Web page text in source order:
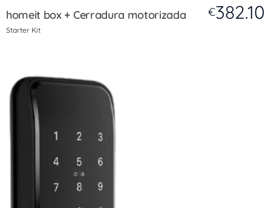
homeit box + Cerradura motorizada €382.10
Starter Kit